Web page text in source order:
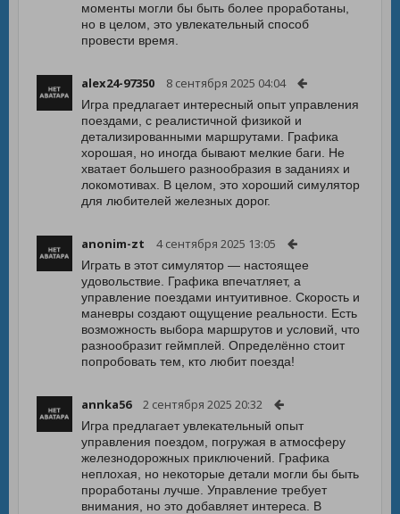
моменты могли бы быть более проработаны,
но в целом, это увлекательный способ
провести время.
alex24-97350 8 сентября 2025 04:04
Игра предлагает интересный опыт управления
поездами, с реалистичной физикой и
детализированными маршрутами. Графика
хорошая, но иногда бывают мелкие баги. Не
хватает большего разнообразия в заданиях и
локомотивах. В целом, это хороший симулятор
для любителей железных дорог.
anonim-zt 4 сентября 2025 13:05
Играть в этот симулятор — настоящее
удовольствие. Графика впечатляет, а
управление поездами интуитивное. Скорость и
маневры создают ощущение реальности. Есть
возможность выбора маршрутов и условий, что
разнообразит геймплей. Определённо стоит
попробовать тем, кто любит поезда!
annka56 2 сентября 2025 20:32
Игра предлагает увлекательный опыт
управления поездом, погружая в атмосферу
железнодорожных приключений. Графика
неплохая, но некоторые детали могли бы быть
проработаны лучше. Управление требует
внимания, но это добавляет интереса. В